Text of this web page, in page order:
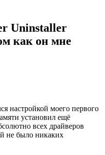
Uninstaller
как он мне
настройкой моего первого
установил ещё
всех драйверов
не было никаких